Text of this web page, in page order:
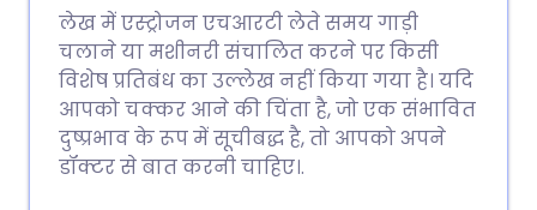
लेख में एस्ट्रोजन एचआरटी लेते समय गाड़ी
चलाने या मशीनरी संचालित करने पर किसी
विशेष प्रतिबंध का उल्लेख नहीं किया गया है। यदि
आपको चक्कर आने की चिंता है, जो एक संभावित
दुष्प्रभाव के रूप में सूचीबद्ध है, तो आपको अपने
डॉक्टर से बात करनी चाहिए।.